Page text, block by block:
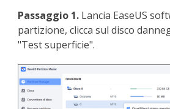
Passaggio 1.Lancia EaseUS
partizione, clicca sul disco
"Test superficie".